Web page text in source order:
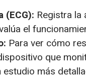
(ECG): Registra
el
Para ver cómo
que
estudio más